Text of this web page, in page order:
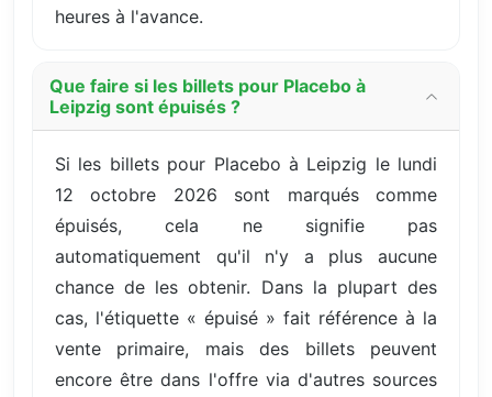
heures à l'avance.
Que faire si les billets pour Placebo à
Leipzig sont épuisés ?
Si les billets pour Placebo à Leipzig le lundi
12 octobre 2026 sont marqués comme
épuisés, cela ne signifie pas
automatiquement qu'il n'y a plus aucune
chance de les obtenir. Dans la plupart des
cas, l'étiquette « épuisé » fait référence à la
vente primaire, mais des billets peuvent
encore être dans l'offre via d'autres sources